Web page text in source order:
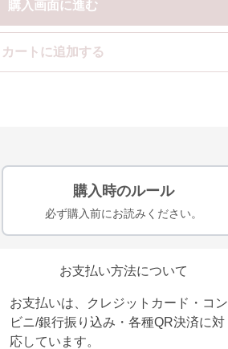
購入画面に進む
カートに追加する
購入時のルール
必ず購入前にお読みください。
お支払い方法について
お支払いは、クレジットカード・コン
ビニ/銀行振り込み・各種QR決済に対
応しています。